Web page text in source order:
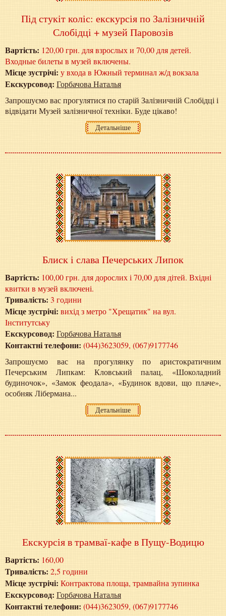
Під стукіт коліс: екскурсія по Залізничній
Слобідці + музей Паровозів
Вартість: 120,00 грн. для взрослых и 70,00 для детей.
Входные билеты в музей включены.
Місце зустрічі: у входа в Южный терминал ж/д вокзала
Екскурсовод: Горбачова Наталья
Запрошуємо вас прогулятися по старій Залізничній Слобідці і
відвідати Музей залізничної техніки. Буде цікаво!
Детальніше
Блиск і слава Печерських Липок
Вартість: 100,00 грн. для дорослих і 70,00 для дітей. Вхідні
квитки в музей включені.
Тривалість: 3 години
Місце зустрічі: вихід з метро "Хрещатик" на вул.
Інститутську
Екскурсовод: Горбачова Наталья
Контактні телефони: (044)3623059, (067)9177746
Запрошуємо вас на прогулянку по аристократичним
Печерським Липкам: Кловський палац, «Шоколадний
будиночок», «Замок феодала», «Будинок вдови, що плаче»,
особняк Лібермана...
Детальніше
Екскурсія в трамваї-кафе в Пущу-Водицю
Вартість: 160,00
Тривалість: 2,5 години
Місце зустрічі: Контрактова площа, трамвайна зупинка
Екскурсовод: Горбачова Наталья
Контактні телефони: (044)3623059, (067)9177746